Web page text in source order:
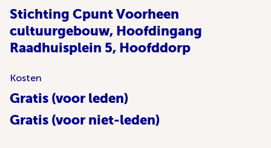
Stichting Cpunt Voorheen
cultuurgebouw, Hoofdingang
Raadhuisplein 5, Hoofddorp
Kosten
Gratis (voor leden)
Gratis (voor niet-leden)